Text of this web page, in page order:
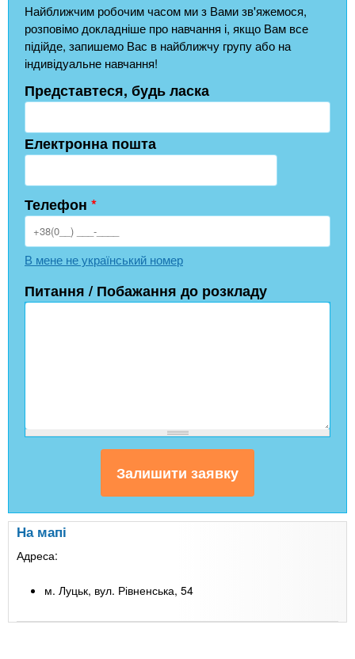
Найближчим робочим часом ми з Вами зв'яжемося,
розповімо докладніше про навчання і, якщо Вам все
підійде, запишемо Вас в найближчу групу або на
індивідуальне навчання!
Представтеся, будь ласка
Електронна пошта
Телефон *
В мене не український номер
Питання / Побажання до розкладу
На мапі
Адреса:
м. Луцьк, вул. Рівненська, 54